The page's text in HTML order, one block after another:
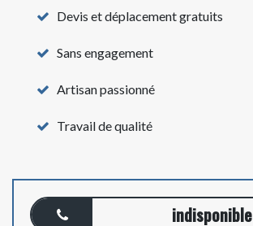
Devis et déplacement gratuits
Sans engagement
Artisan passionné
Travail de qualité
indisponible